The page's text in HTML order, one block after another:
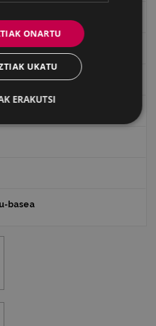
basea
ONARTU
UKATU
ERAKUTSI